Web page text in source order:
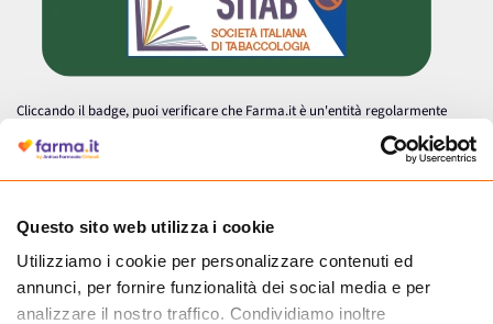
Questo sito web utilizza i cookie
Utilizziamo i cookie per personalizzare contenuti ed
annunci, per fornire funzionalità dei social media e per
analizzare il nostro traffico. Condividiamo inoltre
Cliccando il badge, puoi verificare che Farma.it è un'entità regolarmente
autorizzata dal Ministero della Salute a effettuare la vendita online di
medicinali.